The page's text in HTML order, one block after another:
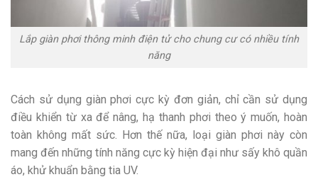
Lắp giàn phơi thông minh điện tử cho chung cư có nhiều tính
năng
Cách sử dụng giàn phơi cực kỳ đơn giản, chỉ cần sử dụng
điều khiển từ xa để nâng, hạ thanh phơi theo ý muốn, hoàn
toàn không mất sức. Hơn thế nữa, loại giàn phơi này còn
mang đến những tính năng cực kỳ hiện đại như sấy khô quần
áo, khử khuẩn bằng tia UV.